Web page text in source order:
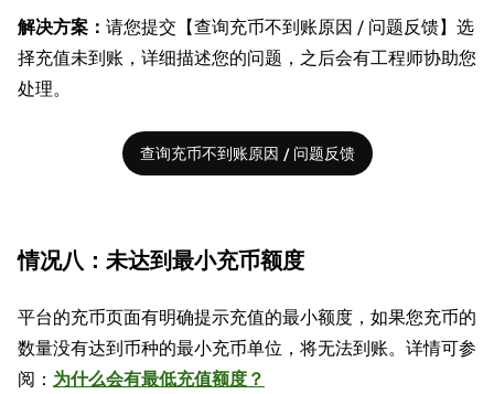
解决方案： 请您提交【查询充币不到账原因 / 问题反馈】选
择充值未到账，详细描述您的问题，之后会有工程师协助您
处理。
查询充币不到账原因 / 问题反馈
情况八：未达到最小充币额度
平台的充币页面有明确提示充值的最小额度，如果您充币的
数量没有达到币种的最小充币单位，将无法到账。详情可参
阅： 为什么会有最低充值额度？